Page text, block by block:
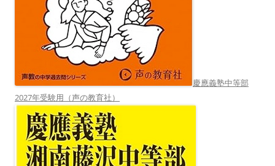
慶應義塾中等部
2027年受験用（声の教育社）